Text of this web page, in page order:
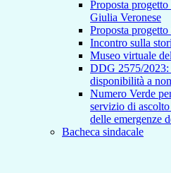
Proposta
Giulia Veronese
Proposta progetto
Incontro sulla
Museo virtuale
DDG 2575/2023:
disponibilità a
Numero Verde
servizio di
delle emergenze
Bacheca sindacale